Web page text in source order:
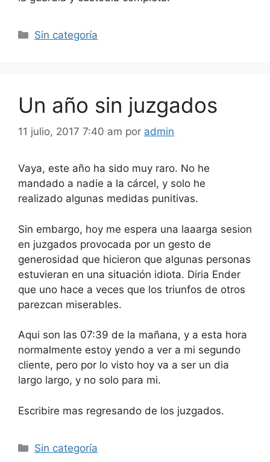
Categorías
Sin categoría
Un año sin juzgados
11 julio, 2017 7:40 am por admin
Vaya, este año ha sido muy raro. No he
mandado a nadie a la cárcel, y solo he
realizado algunas medidas punitivas.
Sin embargo, hoy me espera una laaarga sesion
en juzgados provocada por un gesto de
generosidad que hicieron que algunas personas
estuvieran en una situación idiota. Diria Ender
que uno hace a veces que los triunfos de otros
parezcan miserables.
Aqui son las 07:39 de la mañana, y a esta hora
normalmente estoy yendo a ver a mi segundo
cliente, pero por lo visto hoy va a ser un dia
largo largo, y no solo para mi.
Escribire mas regresando de los juzgados.
Categorías
Sin categoría